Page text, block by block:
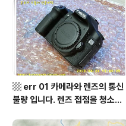
역, 평가원 2019년 고3 9월 영어
영역 외국어영역 전문 해석, Engli
sh to Korean translation
▩ err 01 카메라와 렌즈의 통신
불량 입니다. 렌즈 접점을 청소하